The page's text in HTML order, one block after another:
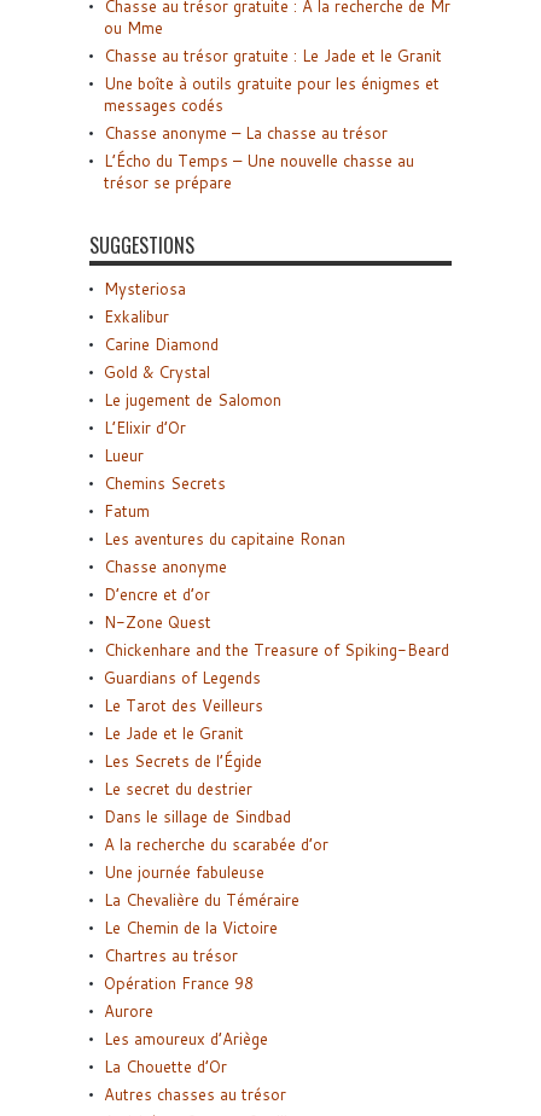
Chasse au trésor gratuite : A la recherche de Mr
ou Mme
Chasse au trésor gratuite : Le Jade et le Granit
Une boîte à outils gratuite pour les énigmes et
messages codés
Chasse anonyme – La chasse au trésor
L’Écho du Temps – Une nouvelle chasse au
trésor se prépare
SUGGESTIONS
Mysteriosa
Exkalibur
Carine Diamond
Gold & Crystal
Le jugement de Salomon
L’Elixir d’Or
Lueur
Chemins Secrets
Fatum
Les aventures du capitaine Ronan
Chasse anonyme
D’encre et d’or
N-Zone Quest
Chickenhare and the Treasure of Spiking-Beard
Guardians of Legends
Le Tarot des Veilleurs
Le Jade et le Granit
Les Secrets de l’Égide
Le secret du destrier
Dans le sillage de Sindbad
A la recherche du scarabée d’or
Une journée fabuleuse
La Chevalière du Téméraire
Le Chemin de la Victoire
Chartres au trésor
Opération France 98
Aurore
Les amoureux d’Ariège
La Chouette d’Or
Autres chasses au trésor